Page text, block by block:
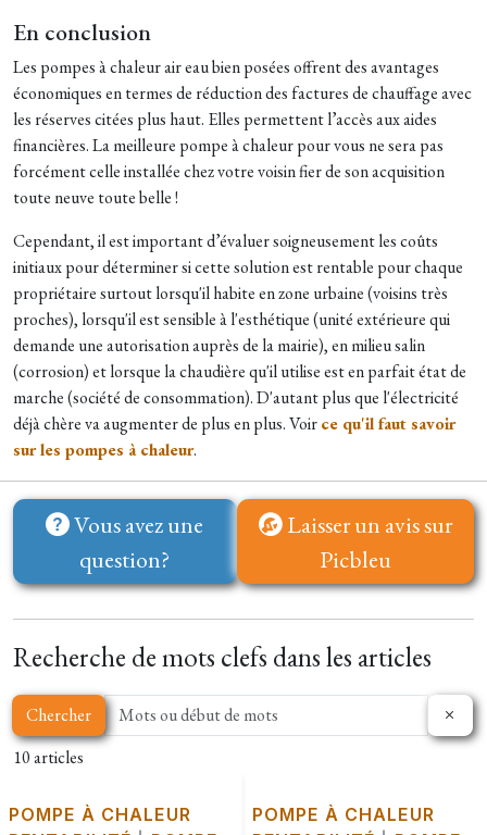
En conclusion
Les pompes à chaleur air eau bien posées offrent des avantages
économiques en termes de réduction des factures de chauffage avec
les réserves citées plus haut. Elles permettent l’accès aux aides
financières. La meilleure pompe à chaleur pour vous ne sera pas
forcément celle installée chez votre voisin fier de son acquisition
toute neuve toute belle !
Cependant, il est important d’évaluer soigneusement les coûts
initiaux pour déterminer si cette solution est rentable pour chaque
propriétaire surtout lorsqu'il habite en zone urbaine (voisins très
proches), lorsqu'il est sensible à l'esthétique (unité extérieure qui
demande une autorisation auprès de la mairie), en milieu salin
(corrosion) et lorsque la chaudière qu'il utilise est en parfait état de
marche (société de consommation). D'autant plus que l'électricité
déjà chère va augmenter de plus en plus. Voirce qu'il faut savoir
sur les pompes à chaleur.
Vous avez une
question?
Laisser un avis sur
Picbleu
Recherche de mots clefs dans les articles
Chercher
10 articles
POMPE À CHALEUR
POMPE À CHALEUR